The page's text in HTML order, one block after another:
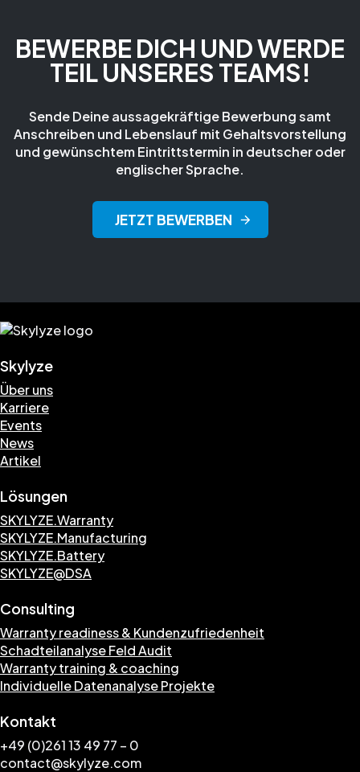
BEWERBE DICH UND WERDE
TEIL UNSERES TEAMS!
Sende Deine aussagekräftige Bewerbung samt
Anschreiben und Lebenslauf mit Gehaltsvorstellung
und gewünschtem Eintrittstermin in deutscher oder
englischer Sprache.
JETZT BEWERBEN
Skylyze
Über uns
Karriere
Events
News
Artikel
Lösungen
SKYLYZE.Warranty
SKYLYZE.Manufacturing
SKYLYZE.Battery
SKYLYZE@DSA
Consulting
Warranty readiness & Kundenzufriedenheit
Schadteilanalyse Feld Audit
Warranty training & coaching
Individuelle Datenanalyse Projekte
Kontakt
+49 (0)261 13 49 77 – 0
contact@skylyze.com